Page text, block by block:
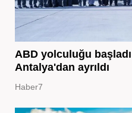
ABD yolculuğu
Antalya'dan ayrıldı
Haber7